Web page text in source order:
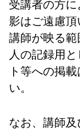
受講者の方
影はご遠慮頂
講師が映る
人の記録用
ト等への掲
い。
なお、講師